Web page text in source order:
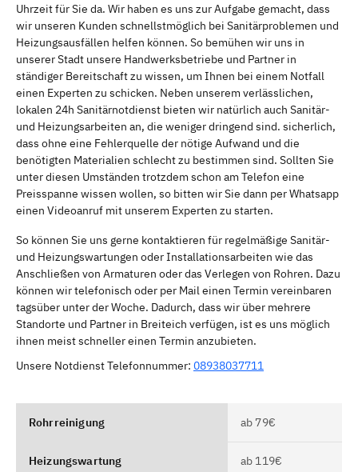
Uhrzeit für Sie da. Wir haben es uns zur Aufgabe gemacht, dass
wir unseren Kunden schnellstmöglich bei Sanitärproblemen und
Heizungsausfällen helfen können. So bemühen wir uns in
unserer Stadt unsere Handwerksbetriebe und Partner in
ständiger Bereitschaft zu wissen, um Ihnen bei einem Notfall
einen Experten zu schicken. Neben unserem verlässlichen,
lokalen 24h Sanitärnotdienst bieten wir natürlich auch Sanitär-
und Heizungsarbeiten an, die weniger dringend sind. sicherlich,
dass ohne eine Fehlerquelle der nötige Aufwand und die
benötigten Materialien schlecht zu bestimmen sind. Sollten Sie
unter diesen Umständen trotzdem schon am Telefon eine
Preisspanne wissen wollen, so bitten wir Sie dann per Whatsapp
einen Videoanruf mit unserem Experten zu starten.
So können Sie uns gerne kontaktieren für regelmäßige Sanitär-
und Heizungswartungen oder Installationsarbeiten wie das
Anschließen von Armaturen oder das Verlegen von Rohren. Dazu
können wir telefonisch oder per Mail einen Termin vereinbaren
tagsüber unter der Woche. Dadurch, dass wir über mehrere
Standorte und Partner in Breiteich verfügen, ist es uns möglich
ihnen meist schneller einen Termin anzubieten.
Unsere Notdienst Telefonnummer: 08938037711
Rohrreinigung ab 79€
Heizungswartung ab 119€